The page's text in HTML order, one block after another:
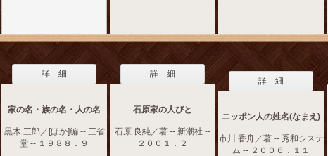
詳 細
家の名・族の名・人の名
黒木 三郎／[ほか]編 -- 三省
堂 -- １９８８．９
詳 細
石原家の人びと
石原 良純／著 -- 新潮社 --
２００１．２
詳 細
ニッポン人の姓名(なまえ)
市川 香舟／著 -- 秀和システ
ム -- ２００６．１１